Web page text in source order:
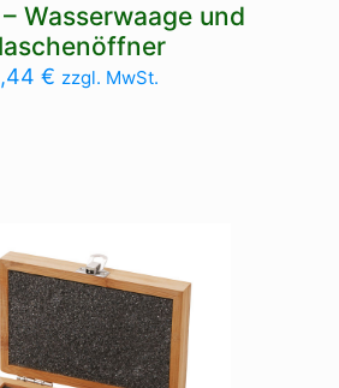
– Wasserwaage und
€ zzgl. MwSt.